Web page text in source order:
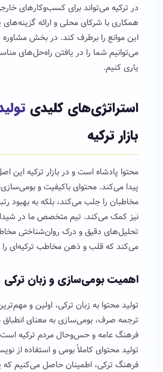
در ترکیه می‌تواند برای کسب‌وکارهای
همکاری با شرکای محلی و ارائه گزینه‌های
این موانع را برطرف کند. در بخش مشاوره
می‌توانیم شما را در یافتن راه‌حل‌های
یاری کنیم.
استراتژی‌های کلیدی
بازار ترکیه
محتوا پادشاه است و در بازار ترکیه
پیدا می‌کند. محتوای باکیفیت و
مخاطبان را جلب می‌کند، بلکه به بهبود
نیز کمک می‌کند. تیم متخصص ما در
تحلیل‌های دقیق و درک روان‌شناختی
می‌کند که قلب و ذهن مخاطب ترکیه‌ای
اهمیت بومی‌سازی و زبان ترکی
تولید محتوا به زبان ترکی، اولین و
ترجمه صرف، بومی‌سازی به معنای انطباق
فرهنگ عامه و حس‌وحال مردم ترکیه است.
تولید محتوای کاملاً بومی و استفاده از
فرهنگ ترکی، اطمینان حاصل می‌کنیم که